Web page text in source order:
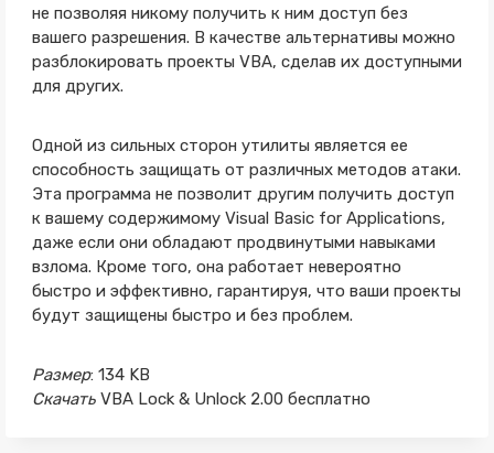
не позволяя никому получить к ним доступ без
вашего разрешения. В качестве альтернативы можно
разблокировать проекты VBA, сделав их доступными
для других.
Одной из сильных сторон утилиты является ее
способность защищать от различных методов атаки.
Эта программа не позволит другим получить доступ
к вашему содержимому Visual Basic for Applications,
даже если они обладают продвинутыми навыками
взлома. Кроме того, она работает невероятно
быстро и эффективно, гарантируя, что ваши проекты
будут защищены быстро и без проблем.
Размер: 134 KB
Скачать VBA Lock & Unlock 2.00 бесплатно